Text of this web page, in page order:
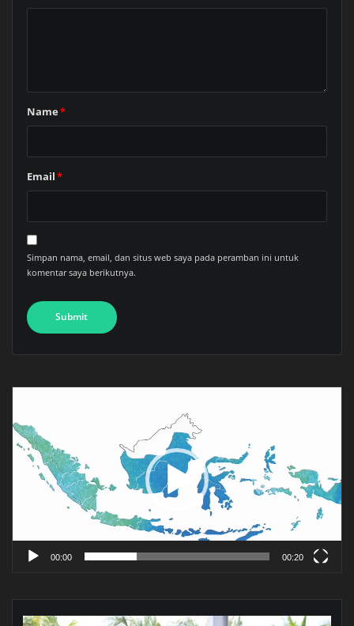
Name*
Email*
Simpan nama, email, dan situs web saya pada peramban ini untuk
komentar saya berikutnya.
00:00 00:20